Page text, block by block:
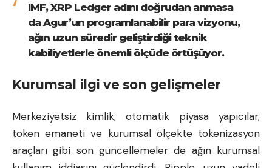
IMF, XRP Ledger adını doğrudan anmasa
da Agur’un programlanabilir para vizyonu,
ağın uzun süredir geliştirdiği teknik
kabiliyetlerle önemli ölçüde örtüşüyor.
Kurumsal ilgi ve son gelişmeler
Merkeziyetsiz kimlik, otomatik piyasa yapıcılar,
token emaneti ve kurumsal ölçekte tokenizasyon
araçları gibi son güncellemeler de ağın kurumsal